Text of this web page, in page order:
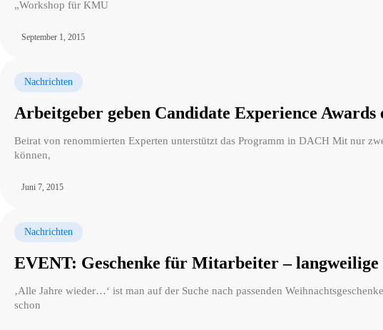
„Workshop für KMU
September 1, 2015
Nachrichten
Arbeitgeber geben Candidate Experience Awards
Beirat von renommierten Experten unterstützt das Programm in DACH Mit nur
können,
Juni 7, 2015
Nachrichten
EVENT: Geschenke für Mitarbeiter –
‚Alle Jahre wieder…‘ ist man auf der Suche nach passenden
schon